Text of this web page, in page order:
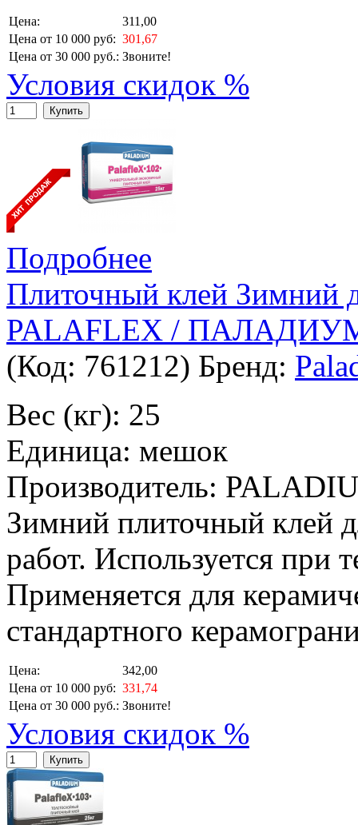
Цена:
311,00
Цена от 10 000 руб: 301,67
Цена от 30 000 руб.: Звоните!
Условия скидок %
Купить
Подробнее
Плиточный клей Зимний
PALAFLEX /
(Код: 761212) Бренд:
Вес (кг): 25
Единица: мешок
Производитель:
Зимний плиточный клей
работ. Используется при
Применяется для
стандартного
Цена:
342,00
Цена от 10 000 руб: 331,74
Цена от 30 000 руб.: Звоните!
Условия скидок %
Купить